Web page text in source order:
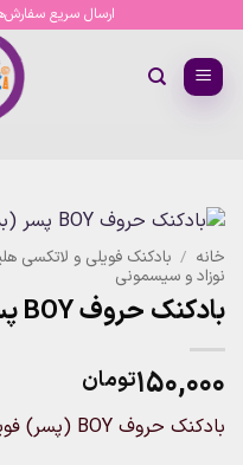
content
ارسال سریع
خانه / بادکنک فویلی و لاتکسی
نوزاد و سیسمونی
بادکنک حروف BOY پسر (بدون باد)
۱۵۰,۰۰۰تومان
بادکنک حروف BOY (پسر) فویلی